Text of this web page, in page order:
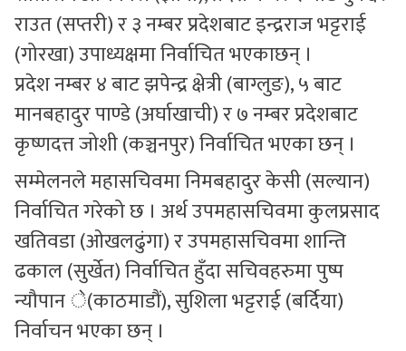
राउत (सप्तरी) र ३ नम्बर प्रदेशबाट इन्द्रराज भट्टराई
(गोरखा) उपाध्यक्षमा निर्वाचित भएकाछन् ।
प्रदेश नम्बर ४ बाट झपेन्द्र क्षेत्री (बाग्लुङ), ५ बाट
मानबहादुर पाण्डे (अर्घाखाची) र ७ नम्बर प्रदेशबाट
कृष्णदत्त जोशी (कञ्चनपुर) निर्वाचित भएका छन् ।
सम्मेलनले महासचिवमा निमबहादुर केसी (सल्यान)
निर्वाचित गरेको छ । अर्थ उपमहासचिवमा कुलप्रसाद
खतिवडा (ओखलढुंगा) र उपमहासचिवमा शान्ति
ढकाल (सुर्खेत) निर्वाचित हुँदा सचिवहरुमा पुष्प
न्यौपान े(काठमाडौं), सुशिला भट्टराई (बर्दिया)
निर्वाचन भएका छन् ।